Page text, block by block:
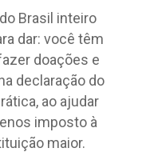
Brasil inteiro
dar: você têm
doações e
declaração do
ao ajudar
imposto à
maior.